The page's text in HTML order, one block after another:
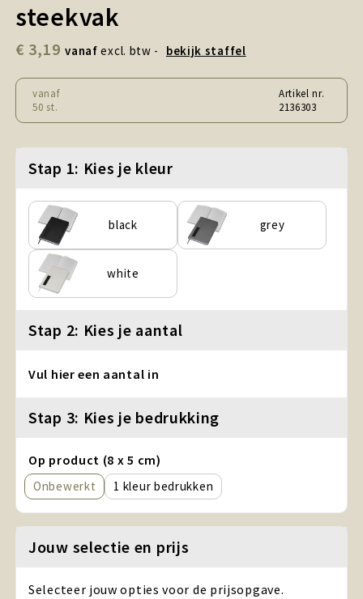
Snoepgoed en Koek
Sport, Spel en Speelgoed
Strand en Zomer
Technologie
Tassen
Textiel, Kleding en Caps
Wijngeschenken
steekvak
€ 3,19 vanaf excl. btw - bekijk staffel
vanaf
50 st.
Artikel nr.
2136303
Stap 1: Kies je kleur
black grey
white
Stap 2: Kies je aantal
Vul hier een aantal in
Stap 3: Kies je bedrukking
Op product (8 x 5 cm)
Onbewerkt 1
Jouw selectie en prijs
Selecteer jouw opties voor de prijsopgave.